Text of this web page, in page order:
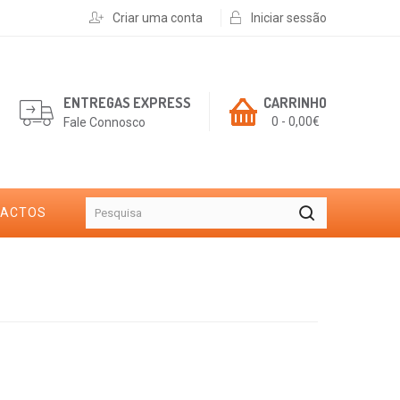
Criar uma conta Iniciar sessão
CARRINHO
0 - 0,00€
ENTREGAS EXPRESS
Fale Connosco